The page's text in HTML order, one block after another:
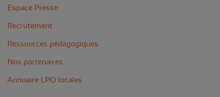
Espace Presse
Recrutement
Ressources pédagogiques
Nos partenaires
Annuaire LPO locales